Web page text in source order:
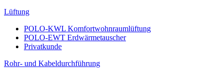
Lüftung
POLO-KWL Komfortwohnraumlüftung
POLO-EWT Erdwärmetauscher
Privatkunde
Rohr- und Kabeldurchführung